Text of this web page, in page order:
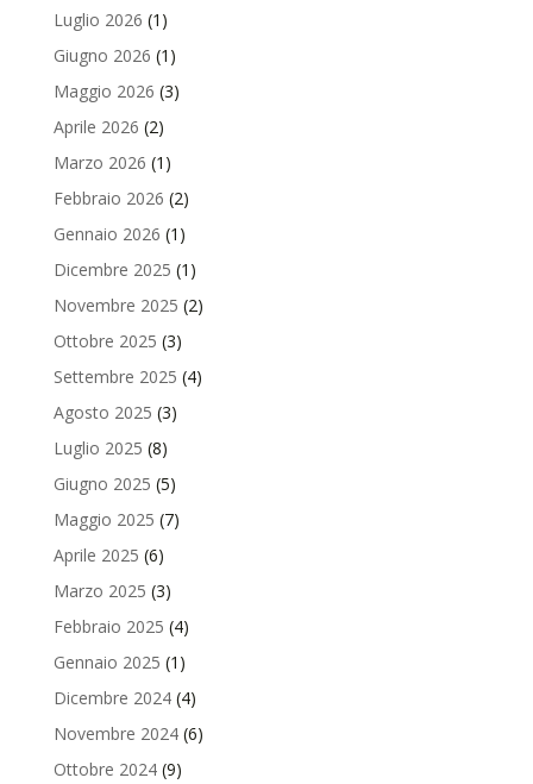
Luglio 2026 (1)
Giugno 2026 (1)
Maggio 2026 (3)
Aprile 2026 (2)
Marzo 2026 (1)
Febbraio 2026 (2)
Gennaio 2026 (1)
Dicembre 2025 (1)
Novembre 2025 (2)
Ottobre 2025 (3)
Settembre 2025 (4)
Agosto 2025 (3)
Luglio 2025 (8)
Giugno 2025 (5)
Maggio 2025 (7)
Aprile 2025 (6)
Marzo 2025 (3)
Febbraio 2025 (4)
Gennaio 2025 (1)
Dicembre 2024(4)
Novembre 2024(6)
Ottobre 2024(9)